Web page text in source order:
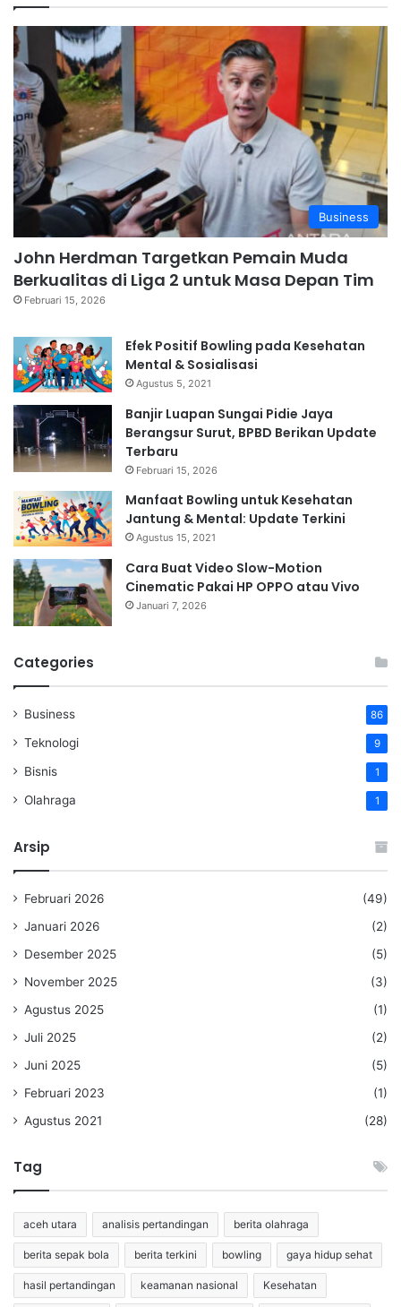
Business
John Herdman Targetkan Pemain Muda
Berkualitas di Liga 2 untuk Masa Depan Tim
Februari 15, 2026
Efek Positif Bowling pada Kesehatan
Mental & Sosialisasi
Agustus 5, 2021
Banjir Luapan Sungai Pidie Jaya
Berangsur Surut, BPBD Berikan Update
Terbaru
Februari 15, 2026
Manfaat Bowling untuk Kesehatan
Jantung & Mental: Update Terkini
Agustus 15, 2021
Cara Buat Video Slow-Motion
Cinematic Pakai HP OPPO atau Vivo
Januari 7, 2026
Categories
Business 86
Teknologi 9
Bisnis 1
Olahraga 1
Arsip
Februari 2026
(49)
Januari 2026
(2)
Desember 2025
(5)
November 2025
(3)
Agustus 2025
(1)
Juli 2025
(2)
Juni 2025
(5)
Februari 2023
(1)
Agustus 2021
(28)
Tag
aceh utara analisis pertandingan berita olahraga
berita sepak bola berita terkini bowling gaya hidup sehat
hasil pertandingan keamanan nasional Kesehatan